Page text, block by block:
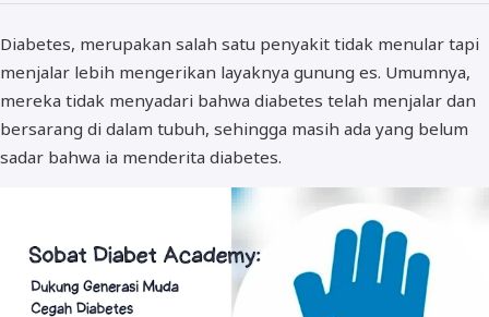
Diabetes, merupakan salah satu penyakit tidak menular tapi
menjalar lebih mengerikan layaknya gunung es. Umumnya,
mereka tidak menyadari bahwa diabetes telah menjalar dan
bersarang di dalam tubuh, sehingga masih ada yang belum
sadar bahwa ia menderita diabetes.